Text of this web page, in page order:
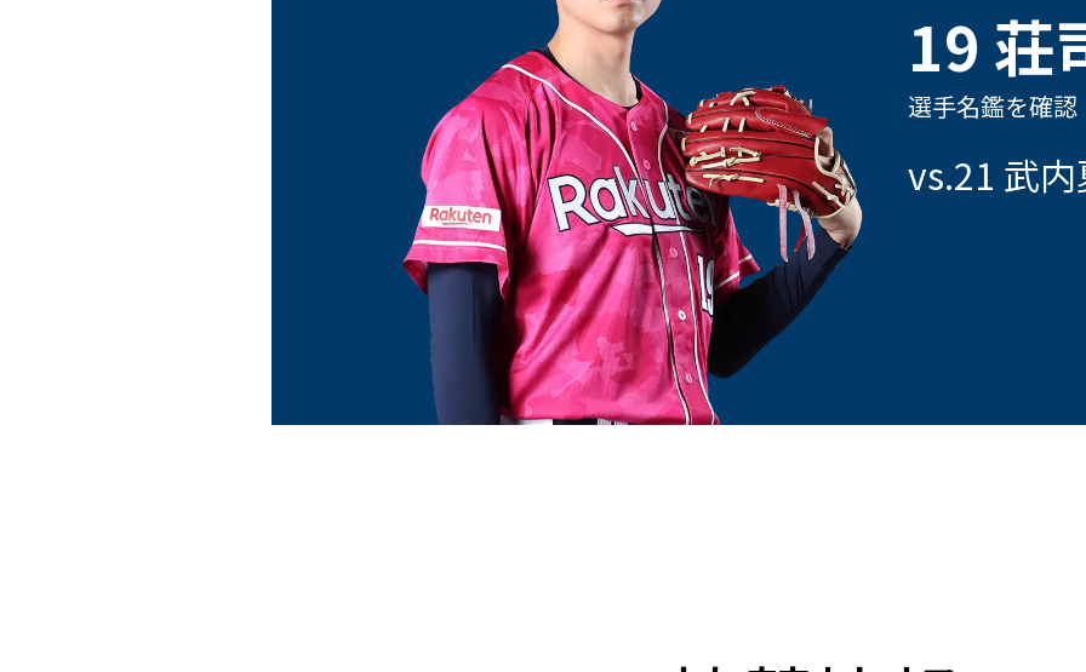
19 荘
選手名鑑を確認
vs.21 武